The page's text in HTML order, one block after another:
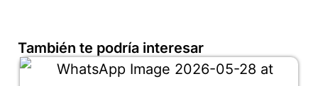
También te podría interesar